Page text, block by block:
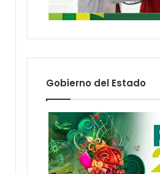
Gobierno del Estado